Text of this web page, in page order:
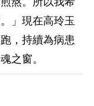
」現在高玲玉
，持續為病患
之窗。